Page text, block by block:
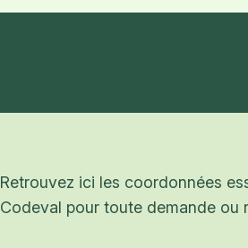
Retrouvez ici les coordonnées
Codeval pour toute demande ou